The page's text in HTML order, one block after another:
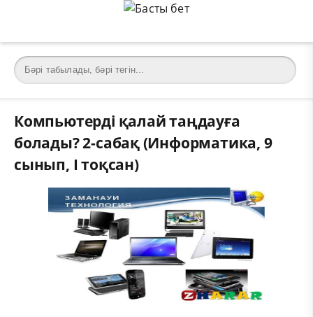
Компьютерді қалай таңдауға
болады? 2-сабақ (Информатика, 9
сынып, I тоқсан)